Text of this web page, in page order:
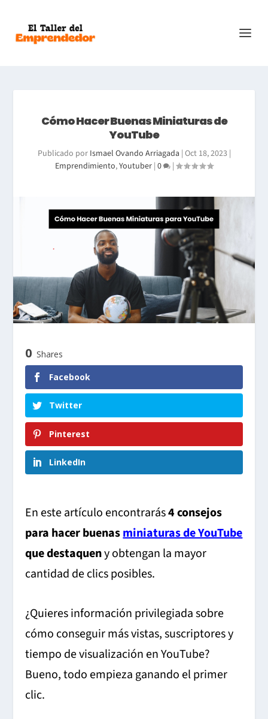
Cómo Hacer Buenas Miniaturas de
YouTube
Publicado por Ismael Ovando Arriagada | Oct 18, 2023|
Emprendimiento,Youtuber | 0 |
0 Shares
Facebook
Twitter
Pinterest
LinkedIn
En este artículo encontrarás4 consejos
para hacer buenasminiaturas de YouTube
que destaqueny obtengan la mayor
cantidad de clics posibles.
¿Quieres información privilegiada sobre
cómo conseguir más vistas, suscriptores y
tiempo de visualización en YouTube?
Bueno, todo empieza ganando el primer
clic.